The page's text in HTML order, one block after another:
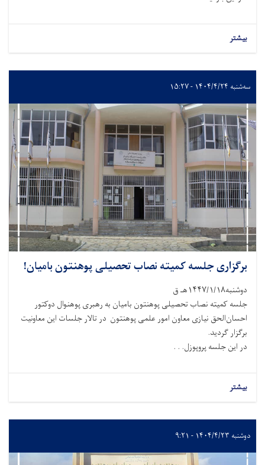
بیشتر
سه‌شنبه ۱۴۰۴/۴/۲۴ - ۱۵:۲۷
برگزاری جلسه کمیته نصاب تحصیلی پوهنتون بامیان!
دوشنبه۱۴۴۷/۱/۱۸هـ ق
جلسه کمیته نصاب تحصیلی پوهنتون بامیان به رهبری پوهنوال دوکتور
احسان‌الحق نیازی معاون امور علمی پوهنتون در تالار جلسات این معاونیت
برگزار گردید.
در این جلسه پروپوزل. . .
بیشتر
دوشنبه ۱۴۰۴/۴/۲۳ - ۹:۲۱